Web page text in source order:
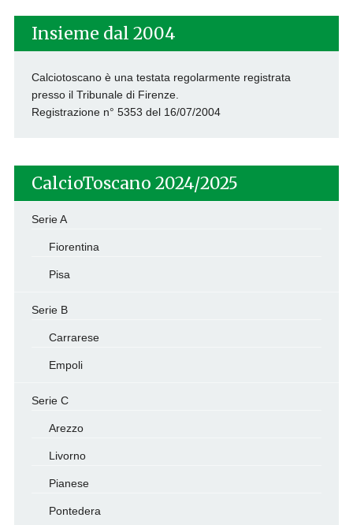
Insieme dal 2004
Calciotoscano è una testata regolarmente registrata
presso il Tribunale di Firenze.
Registrazione n° 5353 del 16/07/2004
CalcioToscano 2024/2025
Serie A
Fiorentina
Pisa
Serie B
Carrarese
Empoli
Serie C
Arezzo
Livorno
Pianese
Pontedera